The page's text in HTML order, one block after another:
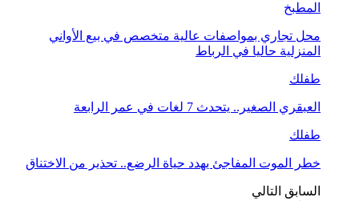
المطبخ
محل تجاري بمواصفات عالية متخصص في بيع الأواني
المنزلية حاليا في الرباط
طفلك
العبقري الصغير.. يتحدث 7 لغات في عمر الرابعة
طفلك
خطر الموت المفاجئ يهدد حياة الرضع.. تحذير من الاختناق
السابق التالي